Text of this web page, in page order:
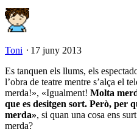
Toni ⋅ 17 juny 2013
Es tanquen els llums, els
l’obra de teatre mentre s’alça el
merda!», «Igualment! Molta
que es desitgen sort. Però, per
merda», si quan una cosa ens
merda?